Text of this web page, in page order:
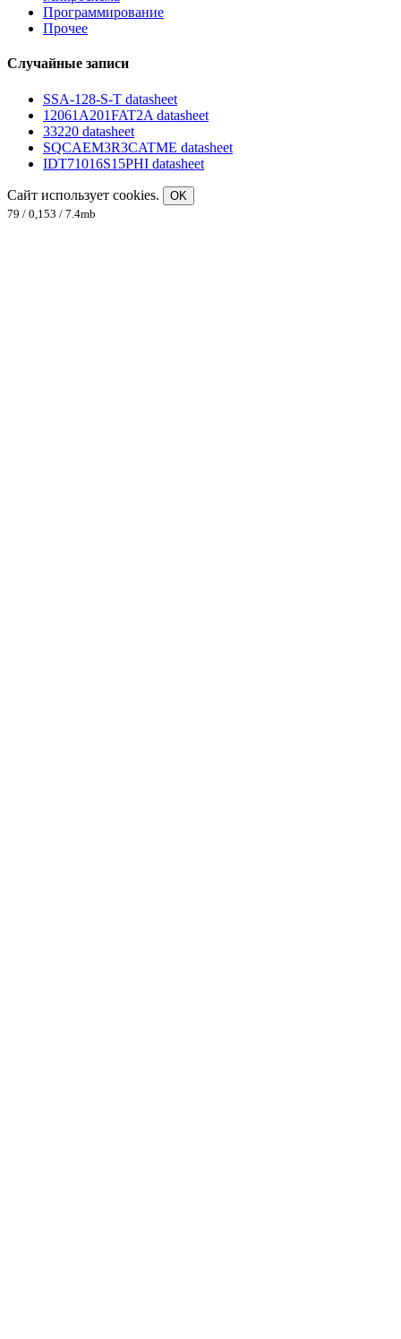
Программирование
Прочее
Случайные записи
SSA-128-S-T datasheet
12061A201FAT2A datasheet
33220 datasheet
SQCAEM3R3CATME datasheet
IDT71016S15PHI datasheet
Сайт использует cookies.
OK
79 / 0,153 / 7.4mb